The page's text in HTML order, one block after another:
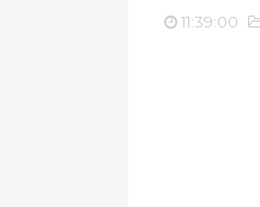
11:39:00